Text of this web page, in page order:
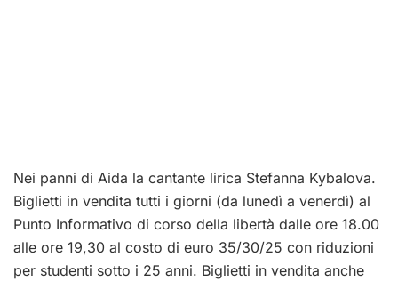
Nei panni di Aida la cantante lirica Stefanna Kybalova.
Biglietti in vendita tutti i giorni (da lunedì a venerdì) al
Punto Informativo di corso della libertà dalle ore 18.00
alle ore 19,30 al costo di euro 35/30/25 con riduzioni
per studenti sotto i 25 anni. Biglietti in vendita anche